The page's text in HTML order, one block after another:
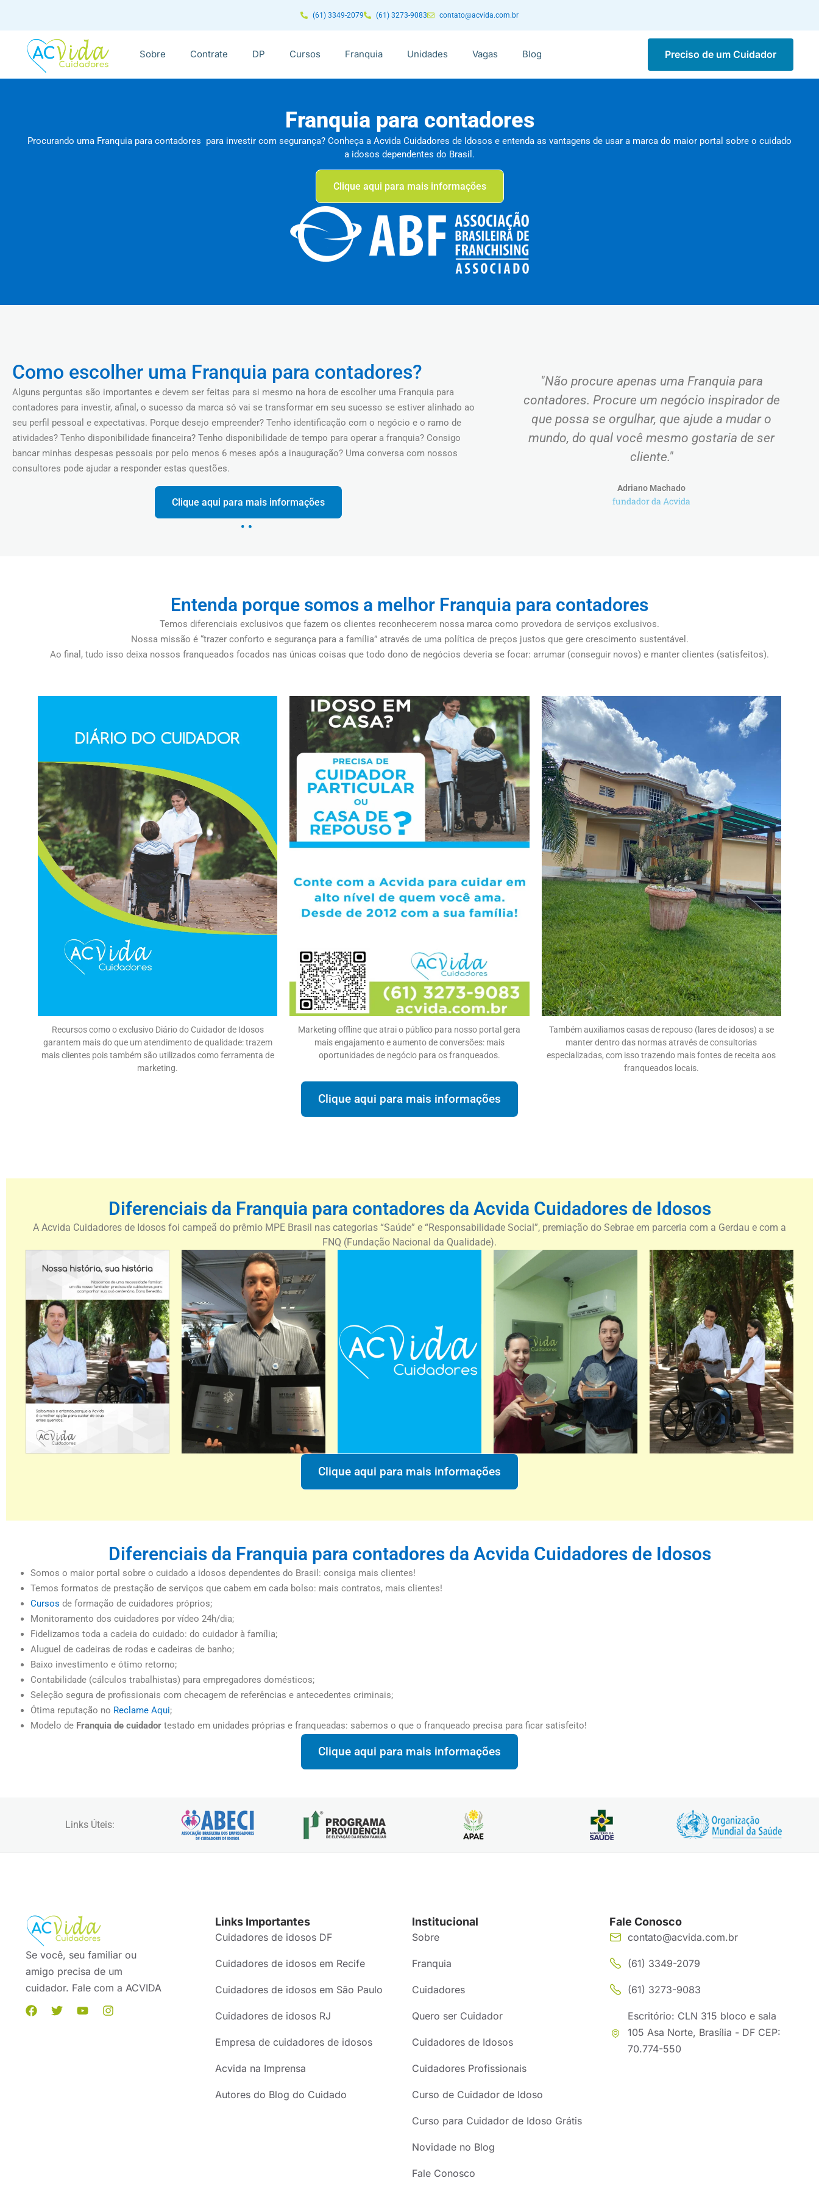
(61) 3349-2079 (61) 3273-9083 contato@acvida.com.br
Sobre Contrate DP Cursos Franquia Unidades Vagas Blog Preciso de um Cuidador
Franquia para contadores
Procurando uma Franquia para contadores para investir com segurança? Conheça a Acvida Cuidadores de Idosos e entenda as vantagens de usar a marca do maior portal sobre o cuidado
a idosos dependentes do Brasil.
Clique aqui para mais informações
Como escolher uma Franquia para contadores?
Alguns perguntas são importantes e devem ser feitas para si mesmo na hora de escolher uma Franquia para
contadores para investir, afinal, o sucesso da marca só vai se transformar em seu sucesso se estiver alinhado ao
seu perfil pessoal e expectativas. Porque desejo empreender? Tenho identificação com o negócio e o ramo de
atividades? Tenho disponibilidade financeira? Tenho disponibilidade de tempo para operar a franquia? Consigo
bancar minhas despesas pessoais por pelo menos 6 meses após a inauguração? Uma conversa com nossos
consultores pode ajudar a responder estas questões.
Clique aqui para mais informações
"Não procure apenas uma Franquia para
contadores. Procure um negócio inspirador de
que possa se orgulhar, que ajude a mudar o
mundo, do qual você mesmo gostaria de ser
cliente."
Adriano Machado
fundador da Acvida
Entenda porque somos a melhor Franquia para contadores
Temos diferenciais exclusivos que fazem os clientes reconhecerem nossa marca como provedora de serviços exclusivos.
Nossa missão é “trazer conforto e segurança para a família” através de uma política de preços justos que gere crescimento sustentável.
Ao final, tudo isso deixa nossos franqueados focados nas únicas coisas que todo dono de negócios deveria se focar: arrumar (conseguir novos) e manter clientes (satisfeitos).
Recursos como o exclusivo Diário do Cuidador de Idosos
garantem mais do que um atendimento de qualidade: trazem
mais clientes pois também são utilizados como ferramenta de
marketing.
Marketing offline que atrai o público para nosso portal gera
mais engajamento e aumento de conversões: mais
oportunidades de negócio para os franqueados.
Também auxiliamos casas de repouso (lares de idosos) a se
manter dentro das normas através de consultorias
especializadas, com isso trazendo mais fontes de receita aos
franqueados locais.
Clique aqui para mais informações
Diferenciais da Franquia para contadores da Acvida Cuidadores de Idosos
A Acvida Cuidadores de Idosos foi campeã do prêmio MPE Brasil nas categorias “Saúde” e “Responsabilidade Social”, premiação do Sebrae em parceria com a Gerdau e com a
FNQ (Fundação Nacional da Qualidade).
Clique aqui para mais informações
Diferenciais da Franquia para contadores da Acvida Cuidadores de Idosos
Somos o maior portal sobre o cuidado a idosos dependentes do Brasil: consiga mais clientes!
Temos formatos de prestação de serviços que cabem em cada bolso: mais contratos, mais clientes!
Cursos de formação de cuidadores próprios;
Monitoramento dos cuidadores por vídeo 24h/dia;
Fidelizamos toda a cadeia do cuidado: do cuidador à família;
Aluguel de cadeiras de rodas e cadeiras de banho;
Baixo investimento e ótimo retorno;
Contabilidade (cálculos trabalhistas) para empregadores domésticos;
Seleção segura de profissionais com checagem de referências e antecedentes criminais;
Ótima reputação no Reclame Aqui;
Modelo de Franquia de cuidador testado em unidades próprias e franqueadas: sabemos o que o franqueado precisa para ficar satisfeito!
Clique aqui para mais informações
Links Úteis:
Se você, seu familiar ou
amigo precisa de um
cuidador. Fale com a ACVIDA
Links Importantes
Cuidadores de idosos DF
Cuidadores de idosos em Recife
Cuidadores de idosos em São Paulo
Cuidadores de idosos RJ
Empresa de cuidadores de idosos
Acvida na Imprensa
Autores do Blog do Cuidado
Institucional
Sobre
Franquia
Cuidadores
Quero ser Cuidador
Cuidadores de Idosos
Cuidadores Profissionais
Curso de Cuidador de Idoso
Curso para Cuidador de Idoso Grátis
Novidade no Blog
Fale Conosco
Fale Conosco
contato@acvida.com.br
(61) 3349-2079
(61) 3273-9083
Escritório: CLN 315 bloco e sala
105 Asa Norte, Brasília - DF CEP:
70.774-550